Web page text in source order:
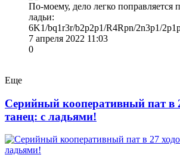
По-моему, дело легко поправляется
ладьи:
6K1/bq1r3r/b2p2p1/R4Rpn/2n3p1/
7 апреля 2022 11:03
0
Еще
Серийный кооперативный пат в
танец: с ладьями!